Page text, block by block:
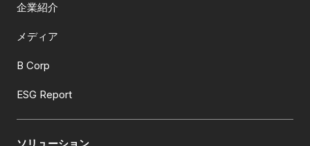
企業紹介
メディア
B Corp
ESG Report